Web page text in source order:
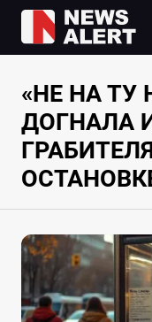
«НЕ НА ТУ
ДОГНАЛА